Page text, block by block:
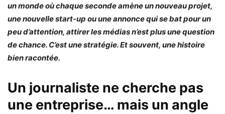
un monde où chaque seconde amène un nouveau projet,
une nouvelle start-up ou une annonce qui se bat pour un
peu d’attention, attirer les médias n’est plus une question
de chance. C’est une stratégie. Et souvent, une histoire
bien racontée.
Un journaliste ne cherche pas
une entreprise… mais un angle